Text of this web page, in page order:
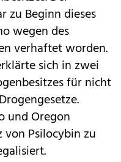
zu Beginn dieses
wegen des
verhaftet worden.
sich in zwei
für nicht
und Oregon
von Psilocybin zu